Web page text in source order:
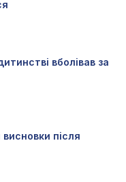
вболівав за
після